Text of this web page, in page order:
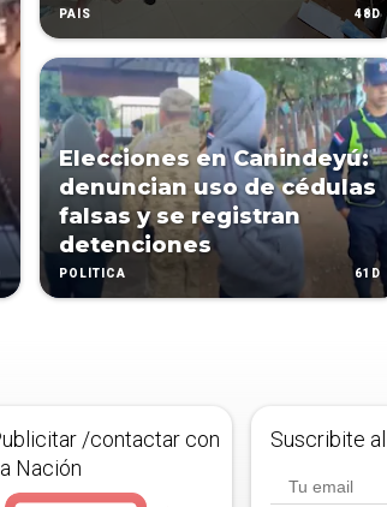
PAÍS 48D
Elecciones en Canindeyú:
denuncian uso de cédulas
falsas y se registran
detenciones
POLÍTICA 61D
/contactar con
Nación
Suscribite al